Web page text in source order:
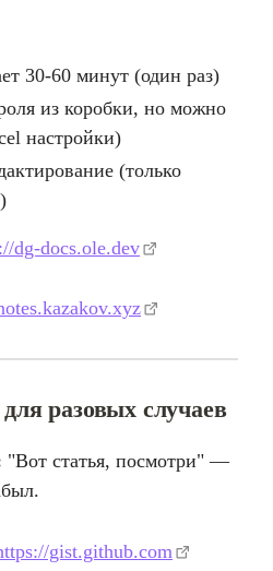
30-60 минут (один раз)
из коробки, но можно
настройки)
(только
dg-docs.ole.dev
разовых случаев
"Вот статья, посмотри" —
gist.github.com